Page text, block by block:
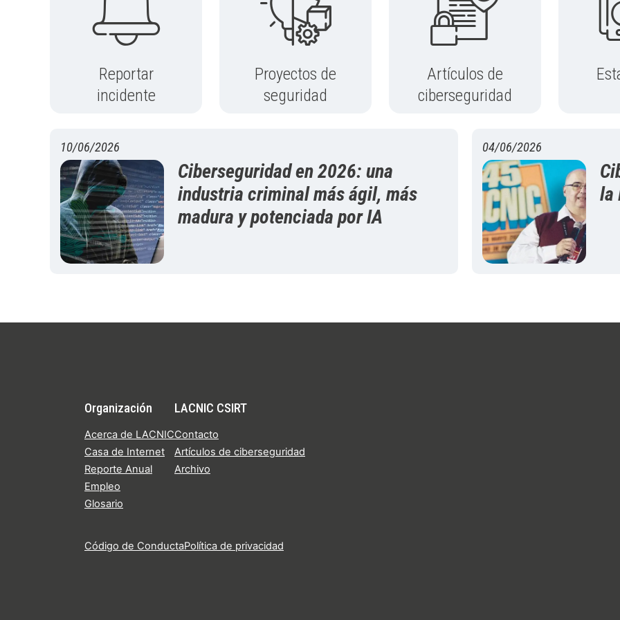
Reportar
incidente
Proyectos de
seguridad
Artículos de
ciberseguridad
10/06/2026
Ciberseguridad en 2026: una
industria criminal más ágil, más
madura y potenciada por IA
04/06/2026
la
Organización
Acerca de LACNIC
Casa de Internet
Reporte Anual
Empleo
Glosario
LACNIC CSIRT
Contacto
Artículos de ciberseguridad
Archivo
Código de ConductaPolítica de privacidad